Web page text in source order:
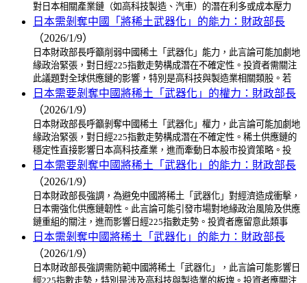
對日本相關產業鏈（如高科技製造、汽車）的潛在利多或成本壓力
日本需剝奪中國「將稀土武器化」的能力：財政部長
（2026/1/9）
日本財政部長呼籲削弱中國稀土「武器化」能力，此言論可能加劇地
緣政治緊張，對日經225指數走勢構成潛在不確定性。投資者需關注
此議題對全球供應鏈的影響，特別是高科技與製造業相關類股。若
日本需要剝奪中國將稀土「武器化」的權力：財政部長
（2026/1/9）
日本財政部長呼籲剝奪中國稀土「武器化」權力，此言論可能加劇地
緣政治緊張，對日經225指數走勢構成潛在不確定性。稀土供應鏈的
穩定性直接影響日本高科技產業，進而牽動日本股市投資策略。投
日本需要剝奪中國將稀土「武器化」的能力：財政部長
（2026/1/9）
日本財政部長強調，為避免中國將稀土「武器化」對經濟造成衝擊，
日本需強化供應鏈韌性。此言論可能引發市場對地緣政治風險及供應
鏈重組的關注，進而影響日經225指數走勢。投資者應留意此類事
日本需剝奪中國將稀土「武器化」的能力：財政部長
（2026/1/9）
日本財政部長強調需防範中國將稀土「武器化」，此言論可能影響日
經225指數走勢，特別是涉及高科技與製造業的板塊。投資者應關注